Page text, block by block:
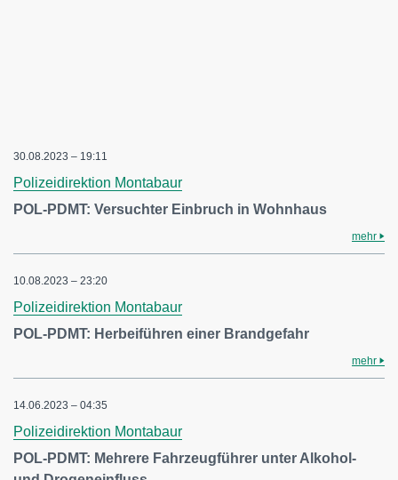
30.08.2023 – 19:11
Polizeidirektion Montabaur
POL-PDMT: Versuchter Einbruch in Wohnhaus
mehr
10.08.2023 – 23:20
Polizeidirektion Montabaur
POL-PDMT: Herbeiführen einer Brandgefahr
mehr
14.06.2023 – 04:35
Polizeidirektion Montabaur
POL-PDMT: Mehrere Fahrzeugführer unter Alkohol-